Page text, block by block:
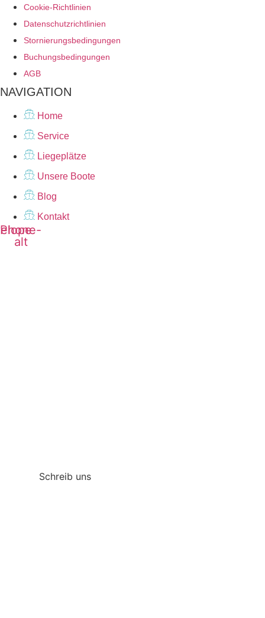
Cookie-Richtlinien
Datenschutzrichtlinien
Stornierungsbedingungen
Buchungsbedingungen
AGB
NAVIGATION
Home
Service
Liegeplätze
Unsere Boote
Blog
Kontakt
Phone-
alt
Schreib uns